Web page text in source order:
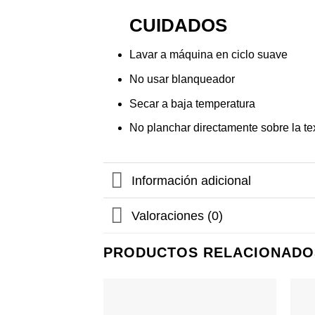
CUIDADOS
Lavar a máquina en ciclo suave
No usar blanqueador
Secar a baja temperatura
No planchar directamente sobre la
Información adicional
Valoraciones (0)
PRODUCTOS